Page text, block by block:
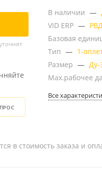
В наличии —
VID ERP —
Базовая
Тип — 1-
Размер — Ду-
Мах.рабочее
Все
в стоимость заказа и